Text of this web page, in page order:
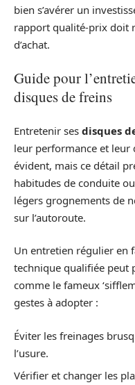
bien s’avérer un
rapport qualité-prix doit
d’achat.
Guide pour
disques de freins
Entretenir ses disques
leur performance et leur
évident, mais ce détail
habitudes de conduite
légers grognements de
sur l’autoroute.
Un entretien régulier en
technique qualifiée peut
comme le fameux
gestes à adopter :
Éviter les freinages
l’usure.
Vérifier et changer les